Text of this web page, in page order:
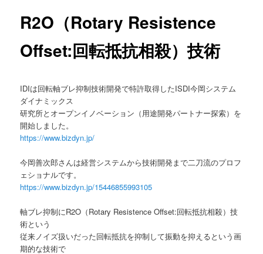
コ
ン
ツ
へ
移
動
R2O（Rotary Resistence
Offset:回転抵抗相殺）技術
IDIは回転軸ブレ抑制技術開発で特許取得したISDI今岡システム
ダイナミックス
研究所とオープンイノベーション（用途開発パートナー探索）を
開始しました。
https://www.bizdyn.jp/
今岡善次郎さんは経営システムから技術開発まで二刀流のプロフ
ェショナルです。
https://www.bizdyn.jp/15446855993105
軸ブレ抑制にR2O（Rotary Resistence Offset:回転抵抗相殺）技
術という
従来ノイズ扱いだった回転抵抗を抑制して振動を抑えるという画
期的な技術で